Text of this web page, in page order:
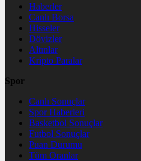
Haberler
Canlı Borsa
Hisseler
Dövizler
Altınlar
Kripto Paralar
Spor
Canlı Sonuçlar
Spor Haberleri
Basketbol Sonuçlar
Futbol Sonuçlar
Puan Durumu
Tüm Oranlar